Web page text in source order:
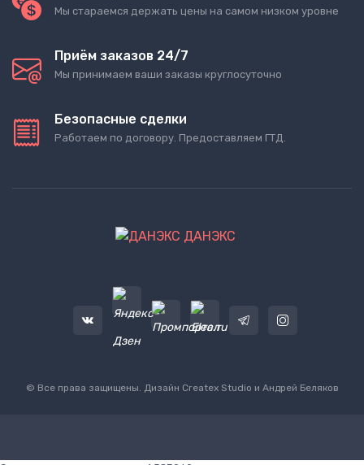
Мы стараемся держать цены на самом низком уровне
Приём заказов 24/7
Мы принимаем ваши заказы круглосуточно
Безопасные сделки
Работаем по договору. Предоставляем ГТД.
ДАНЭКС
© Все права защищены. Дизайн Createx Studio и Андрей Беляков